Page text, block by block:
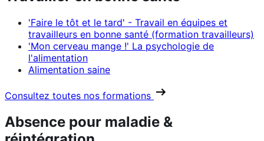
'Faire le tôt et le tard' - Travail en équipes et
travailleurs en bonne santé (formation travailleurs)
'Mon cerveau mange !' La psychologie de
l'alimentation
Alimentation saine
Consultez toutes nos formations
Absence pour maladie &